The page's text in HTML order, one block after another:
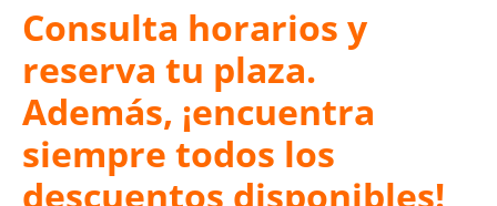
Consulta horarios y
reserva tu plaza.
Además, ¡encuentra
siempre todos los
descuentos disponibles!